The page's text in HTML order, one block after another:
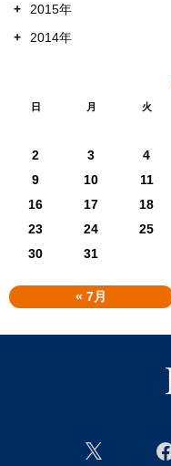
+
2015年
+
2014年
日 月 火
« 7月
2
3 4
9
10 11
16
17 18
23
24 25
30
31